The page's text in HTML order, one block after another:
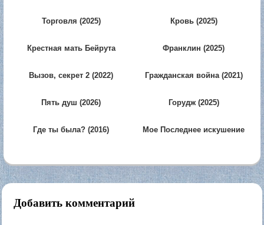
Торговля (2025) Кровь (2025)
Крестная мать Бейрута
Франклин (2025)
Вызов, секрет 2 (2022) Гражданская война (2021)
Пять душ (2026) Горудж (2025)
Где ты была? (2016)
Мое Последнее искушение
Добавить комментарий